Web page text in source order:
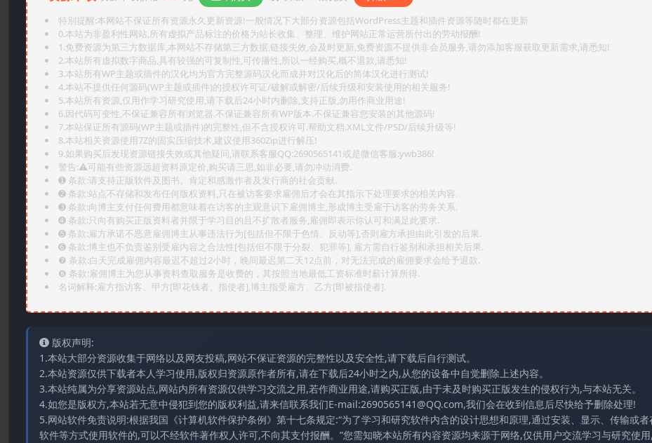
特别提醒:本网站不保证所有资源永久更新资源!一般情况下大部分资源包括WordPress主题和插件资源等随时都在更新
0.本站为非盈利性网站,所有虚拟产品标注的价格为站长收集、整理、维护网站正常运营所付出的劳动报酬!
1.免费资源为第三方数据库,本网站不存储第三方数据,链接失效,会及时更新,免费资源不提供非会员服务,请勿添加客服获取更新需求,请悉知!
2.本站所有虚拟数字商品,具有较强的可复制性,可传播性,所以一经购买,概不退款,请悉知!
3.本站所有WP主题或插件的汉化均为官方完整源码汉化而成并对汉化后的简体汉化进行测试!
4.本站不提供任何源码(WP主题或插件)的授权许可证/破解或解密/后续升级和安装使用的相关服务!
5.本站所有资源,仅用作学习研究使用,请下载后24小时内删除,支持正版,勿用作商业用途!
6.因代码可变性,不保证兼容所有浏览器.不保证兼容所有WP版本.不保证兼容您安装的其他源码!
7.本站保证所有源码(WP主题或插件)的完整性,但不含授权许可.帮助文档.XML文件/PSD/后续升级等!
8.本站相关资源使用7Z的固实压缩技术,建议使用360Zip进行解压!
9.如果购买后发现资源链接失效或其他疑问,请联系客服QQ:2690565141或是微信客服:ywb386!
警告:⚠️可能有些资源远超资料原定价,购买请三思,如非必要,请勿冲动消费.
➊️ 条款:请支持正版软件及图书。肯定和感激作者及发行商的社会贡献.
➋️ 条款:站点不存储和发布任何版权资料,只在被访客要求雇佣后才会在其指示下处理要求的相关内容.
➌️ 条款:向博主支付任何费用都意味着在访客的主观意识下雇佣博主,形成博主受雇于访客的劳务关系.
➍️ 条款:只向有购买正版资料者并限于学习目的且不扩散者服务,雇佣即表示你认可和满足此要求.
➎ 条款:雇方承诺不恶意雇佣博主从事违法行为[包括但不限于色情、反动等],否则雇方承担由此引发的后果.
➏️ 条款:博主也不负责鉴别受雇内容之合法性[包括但不限于分裂、犯罪等], 雇方需自行鉴别和承担相关后果.
❼ 条款:白天完成雇佣内容最迟不超过2小时，晚间最迟第二天12点前，对无法完成的雇佣要求会给予退款.
❽ 条款:雇佣博主为您从事资料查取服务是收费的，其按照当地最低工资标准时薪计算所得.
名词解释:雇方指访客、甲方[即花钱者、指使者],博主指受雇方、乙方[即被指使者].
版权声明:
1.本站大部分资源收集于网络以及网友投稿,网站不保证资源的完整性以及安全性,请下载后自行测试。
2.本站资源仅供下载者本人学习使用,版权归资源原作者所有,请在下载后24小时之内,从您的设备中自觉删除上述内容。
3.本站纯属为分享资源站点,网站内所有资源仅供学习交流之用,若作商业用途,请购买正版,由于未及时购买正版发生的侵权行为,与本站无关。
4.如您是版权方,本站若无意中侵犯到您的版权利益,请来信联系我们E-mail:2690565141@QQ.com,我们会在收到信息后尽快给予删除处理!
5.网站软件免责说明:根据我国《计算机软件保护条例》第十七条规定:“为了学习和研究软件内含的设计思想和原理,通过安装、显示、传输或者
软件等方式使用软件的,可以不经软件著作权人许可,不向其支付报酬。”您需知晓本站所有内容资源均来源于网络,仅供用户交流学习与研究使